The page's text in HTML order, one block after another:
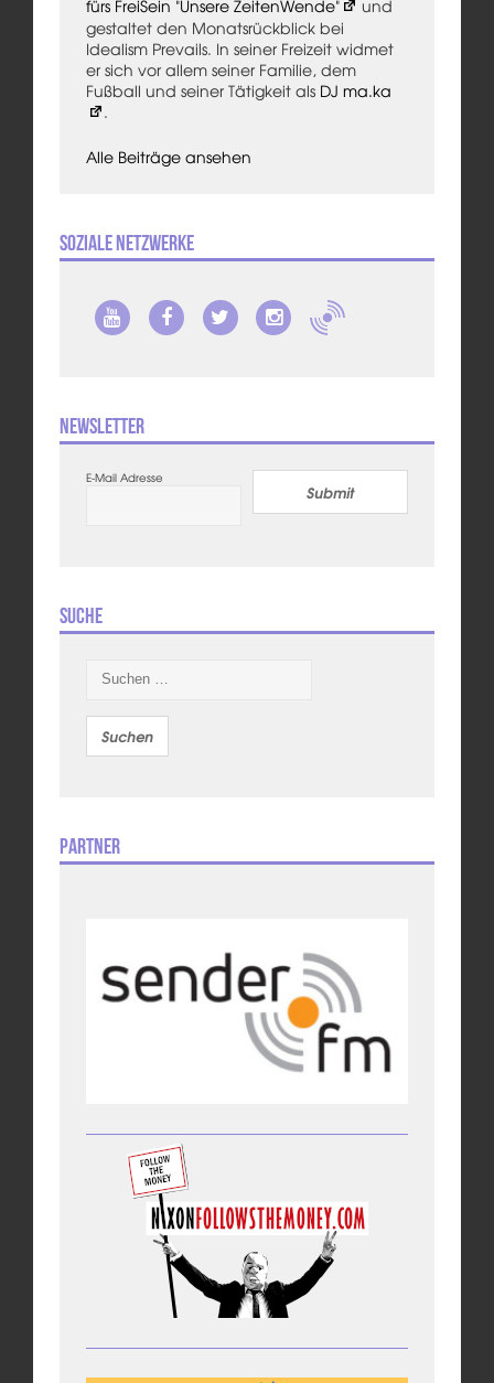
fürs FreiSein "Unsere ZeitenWende"
und
gestaltet den Monatsrückblick bei
Idealism Prevails. In seiner Freizeit widmet
er sich vor allem seiner Familie, dem
Fußball und seiner Tätigkeit als DJ ma.ka
.
Alle Beiträge ansehen
Soziale Netzwerke
Newsletter
E-Mail Adresse
Submit
Suche
nach:
Partner